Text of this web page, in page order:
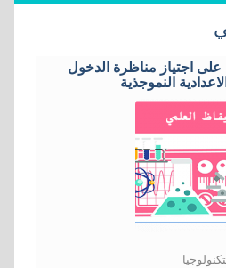
للتدرب على اجتياز مناظرة الدخول
النموجذية